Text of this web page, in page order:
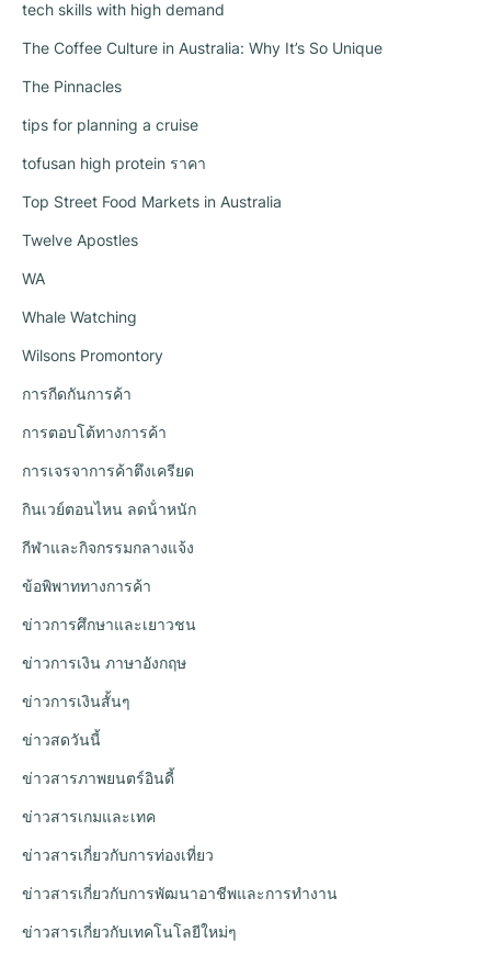
tech skills with high demand
The Coffee Culture in Australia: Why It’s So Unique
The Pinnacles
tips for planning a cruise
tofusan high protein ราคา
Top Street Food Markets in Australia
Twelve Apostles
WA
Whale Watching
Wilsons Promontory
การกีดกันการค้า
การตอบโต้ทางการค้า
การเจรจาการค้าตึงเครียด
กินเวย์ตอนไหน ลดน้ําหนัก
กีฬาและกิจกรรมกลางแจ้ง
ข้อพิพาททางการค้า
ข่าวการศึกษาและเยาวชน
ข่าวการเงิน ภาษาอังกฤษ
ข่าวการเงินสั้นๆ
ข่าวสดวันนี้
ข่าวสารภาพยนตร์อินดี้
ข่าวสารเกมและเทค
ข่าวสารเกี่ยวกับการท่องเที่ยว
ข่าวสารเกี่ยวกับการพัฒนาอาชีพและการทำงาน
ข่าวสารเกี่ยวกับเทคโนโลยีใหม่ๆ